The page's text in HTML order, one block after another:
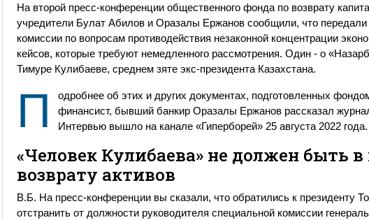
На второй пресс-конференции общественного фонда по возврату
учредители Булат Абилов и Оразалы Ержанов сообщили, что
комиссии по вопросам противодействия незаконной концентрации
кейсов, которые требуют немедленного рассмотрения. Один - о
Тимуре Кулибаеве, среднем зяте экс-президента Казахстана.
П
одробнее об этих и других документах, подготовленных
финансист, бывший банкир Оразалы Ержанов рассказал
Интервью вышло на канале «Гиперборей» 25 августа 2022 года.
«Человек Кулибаева» не должен быть
возврату активов
В.Б. На пресс-конференции вы сказали, что обратились к президенту
отстранить от должности руководителя специальной комиссии